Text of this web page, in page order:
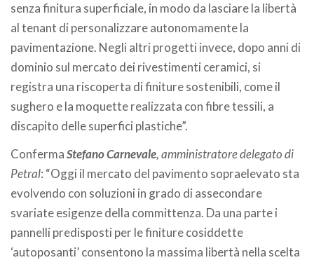
senza finitura superficiale, in modo da lasciare la libertà
al tenant di personalizzare autonomamente la
pavimentazione. Negli altri progetti invece, dopo anni di
dominio sul mercato dei rivestimenti ceramici, si
registra una riscoperta di finiture sostenibili, come il
sughero e la moquette realizzata con fibre tessili, a
discapito delle superfici plastiche”.
ConfermaStefano Carnevale, amministratore delegato di
Petral: “Oggi il mercato del pavimento sopraelevato sta
evolvendo con soluzioni in grado di assecondare
svariate esigenze della committenza. Da una parte i
pannelli predisposti per le finiture cosiddette
‘autoposanti’ consentono la massima libertà nella scelta